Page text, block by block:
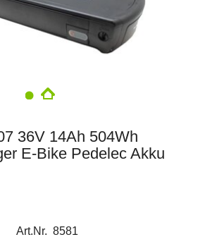
36V 14Ah 504Wh
E-Bike Pedelec Akku
Art.Nr. 8581